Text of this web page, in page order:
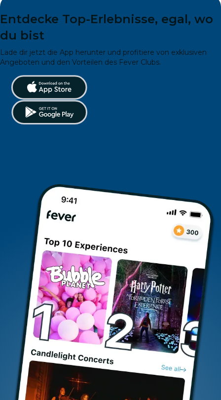
Entdecke Top-Erlebnisse, egal, wo
du bist
Lade dir jetzt die App herunter und profitiere von exklusiven
Angeboten und den Vorteilen des Fever Clubs.